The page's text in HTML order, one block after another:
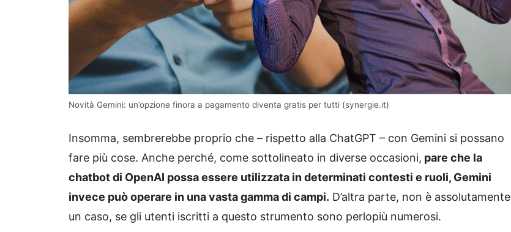
Novità Gemini: un’opzione finora a pagamento diventa gratis per tutti (synergie.it)
Insomma, sembrerebbe proprio che – rispetto alla ChatGPT – con Gemini si possano
fare più cose. Anche perché, come sottolineato in diverse occasioni, pare che la
chatbot di OpenAI possa essere utilizzata in determinati contesti e ruoli, Gemini
invece può operare in una vasta gamma di campi. D’altra parte, non è assolutamente
un caso, se gli utenti iscritti a questo strumento sono perlopiù numerosi.